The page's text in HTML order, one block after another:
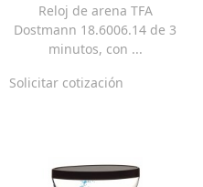
Reloj de arena TFA
Dostmann 18.6006.14 de 3
minutos, con ...
Solicitar cotización